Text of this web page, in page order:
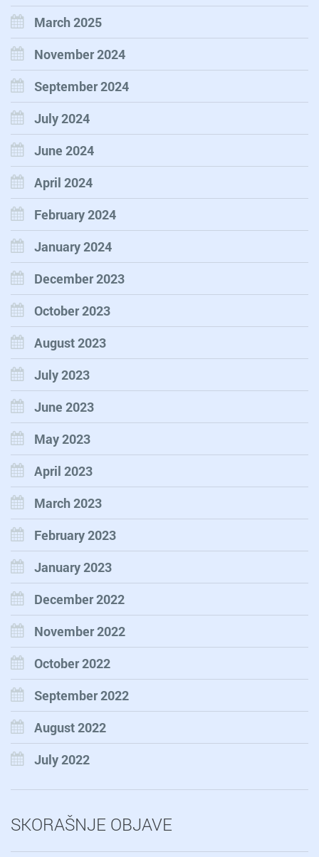
March 2025
November 2024
September 2024
July 2024
June 2024
April 2024
February 2024
January 2024
December 2023
October 2023
August 2023
July 2023
June 2023
May 2023
April 2023
March 2023
February 2023
January 2023
December 2022
November 2022
October 2022
September 2022
August 2022
July 2022
SKORAŠNJE OBJAVE